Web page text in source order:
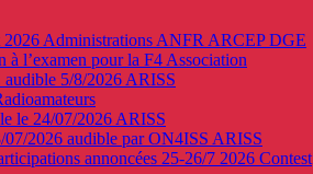
2026 Administrations ANFR ARCEP DGE
à l’examen pour la F4 Association
5/8/2026 ARISS
le 24/07/2026 ARISS
2026 audible par ON4ISS ARISS
annoncées 25-26/7 2026 Contest